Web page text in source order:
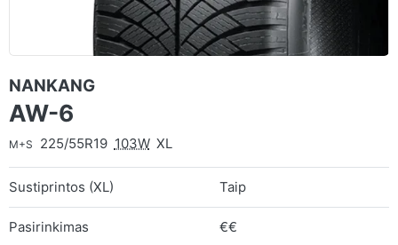
NANKANG
AW-6
M+S 225/55R19 103W XL
Sustiprintos (XL) Taip
Pasirinkimas €€